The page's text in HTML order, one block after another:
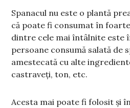
Spanacul nu este o plantă
că poate fi consumat în
dintre cele mai întâlnite este
persoane consumă salată de
amestecată cu alte
castraveți, ton, etc.
Acesta mai poate fi folosit și